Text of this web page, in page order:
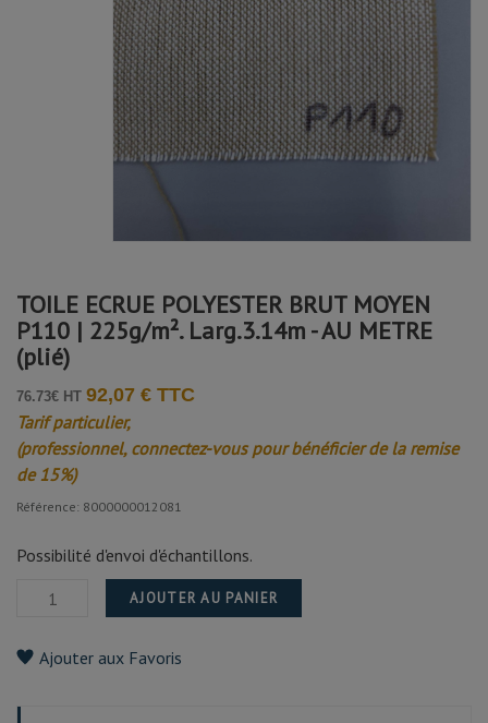
TOILE ECRUE POLYESTER BRUT MOYEN
P110 | 225g/m². Larg.3.14m - AU METRE
(plié)
76.73€ HT 92,07 € TTC
Tarif particulier,
(professionnel, connectez-vous pour bénéficier de la remise
de 15%)
Référence: 8000000012081
Possibilité d'envoi d'échantillons.
AJOUTER AU PANIER
Ajouter aux Favoris